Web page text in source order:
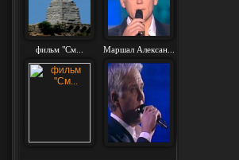
фильм "См... Маршал Алексан...